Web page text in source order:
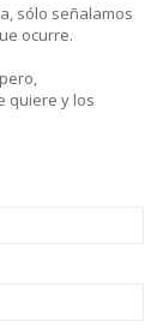
sólo señalamos
ocurre.
quiere y los